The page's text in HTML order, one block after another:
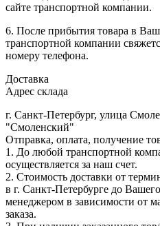
сайте транспортной компании.
6. После прибытия товара в Ваш
транспортной компании
номеру телефона.
Доставка
Адрес склада
г. Санкт-Петербург, улица
"Смоленский"
Отправка, оплата, получение
1. До любой транспортной
осуществляется за наш счет.
2. Стоимость доставки от
в г. Санкт-Петербурге до
менеджером в зависимости от
заказа.